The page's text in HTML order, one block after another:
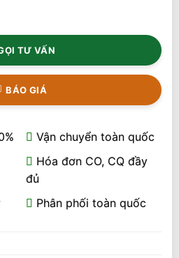
TƯ VẤN
BÁO GIÁ
Vận chuyển toàn quốc
Hóa đơn CO, CQ đầy
đủ
Phân phối toàn quốc